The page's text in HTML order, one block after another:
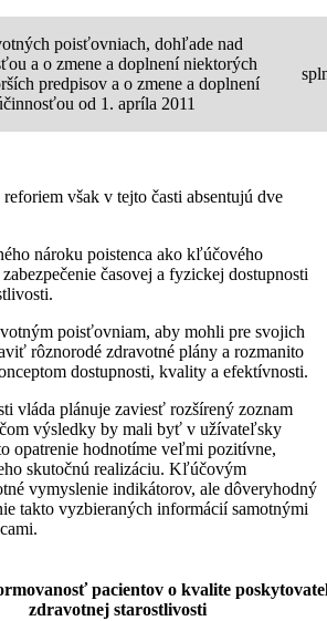
poisťovniach, dohľade nad
a o zmene a doplnení niektorých
predpisov a o zmene a doplnení
od 1. apríla 2011
však v tejto časti absentujú dve
nároku poistenca ako kľúčového
časovej a fyzickej dostupnosti
poisťovniam, aby mohli pre svojich
rôznorodé zdravotné plány a rozmanito
dostupnosti, kvality a efektívnosti.
vláda plánuje zaviesť rozšírený zoznam
výsledky by mali byť v užívateľsky
opatrenie hodnotíme veľmi pozitívne,
skutočnú realizáciu. Kľúčovým
vymyslenie indikátorov, ale dôveryhodný
takto vyzbieraných informácií samotnými
pacientov o kvalite
zdravotnej starostlivosti